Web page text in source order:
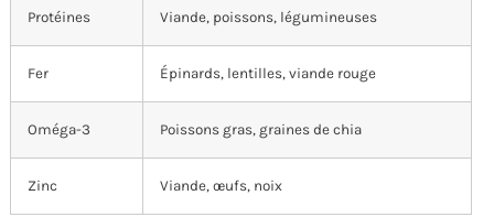
Protéines Viande, poissons, légumineuses
Fer Épinards, lentilles, viande rouge
Oméga-3 Poissons gras, graines de chia
Zinc Viande, œufs, noix